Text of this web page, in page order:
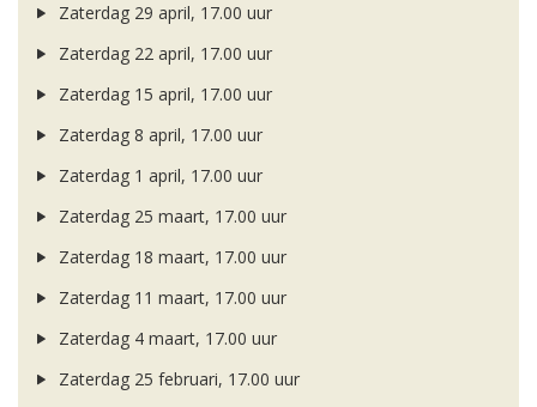
Zaterdag 29 april, 17.00 uur
Zaterdag 22 april, 17.00 uur
Zaterdag 15 april, 17.00 uur
Zaterdag 8 april, 17.00 uur
Zaterdag 1 april, 17.00 uur
Zaterdag 25 maart, 17.00 uur
Zaterdag 18 maart, 17.00 uur
Zaterdag 11 maart, 17.00 uur
Zaterdag 4 maart, 17.00 uur
Zaterdag 25 februari, 17.00 uur